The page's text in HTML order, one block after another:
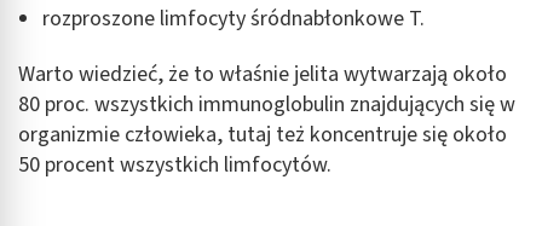
rozproszone limfocyty śródnabłonkowe T.
Warto wiedzieć, że to właśnie jelita wytwarzają około
80 proc. wszystkich immunoglobulin znajdujących się w
organizmie człowieka, tutaj też koncentruje się około
50 procent wszystkich limfocytów.